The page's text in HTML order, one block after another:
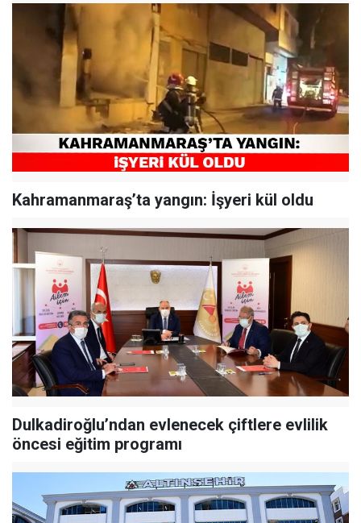
Kahramanmaraş’ta yangın: İşyeri kül oldu
Dulkadiroğlu’ndan evlenecek çiftlere evlilik
öncesi eğitim programı